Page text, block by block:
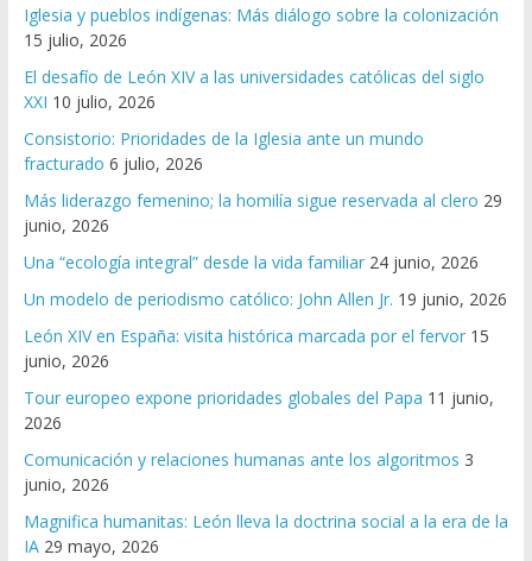
Iglesia y pueblos indígenas: Más diálogo sobre la colonización
15 julio, 2026
El desafío de León XIV a las universidades católicas del siglo
XXI 10 julio, 2026
Consistorio: Prioridades de la Iglesia ante un mundo
fracturado 6 julio, 2026
Más liderazgo femenino; la homilía sigue reservada al clero 29
junio, 2026
Una “ecología integral” desde la vida familiar 24 junio, 2026
Un modelo de periodismo católico: John Allen Jr. 19 junio, 2026
León XIV en España: visita histórica marcada por el fervor 15
junio, 2026
Tour europeo expone prioridades globales del Papa 11 junio,
2026
Comunicación y relaciones humanas ante los algoritmos 3
junio, 2026
Magnifica humanitas: León lleva la doctrina social a la era de la
IA 29 mayo, 2026